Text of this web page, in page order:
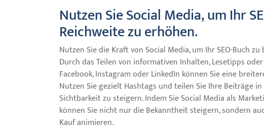
Nutzen Sie Social Media, um Ihr
Reichweite zu erhöhen.
Nutzen Sie die Kraft von Social Media, um Ihr SEO-Buch
Durch das Teilen von informativen Inhalten, Lesetipps
Facebook, Instagram oder LinkedIn können Sie eine
Nutzen Sie gezielt Hashtags und teilen Sie Ihre Beiträge
Sichtbarkeit zu steigern. Indem Sie Social Media als
können Sie nicht nur die Bekanntheit steigern, sondern
Kauf animieren.